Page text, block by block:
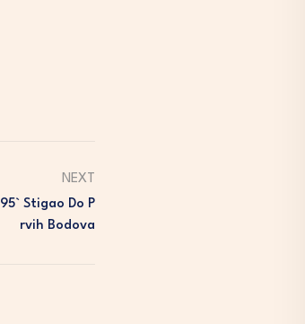
NEXT
Stigao Do P
Rvih Bodova